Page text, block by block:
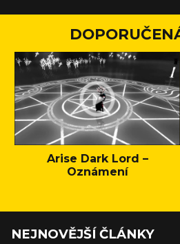
Arise Dark Lord –
Oznámení
NEJNOVĚJŠÍ ČLÁNKY